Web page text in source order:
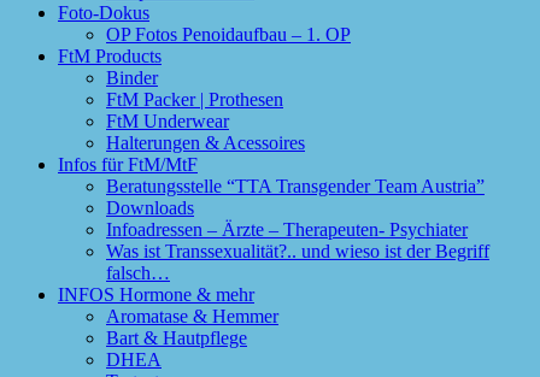
Foto-Dokus
OP Fotos Penoidaufbau – 1. OP
FtM Products
Binder
FtM Packer | Prothesen
FtM Underwear
Halterungen & Acessoires
Infos für FtM/MtF
Beratungsstelle “TTA Transgender Team Austria”
Downloads
Infoadressen – Ärzte – Therapeuten- Psychiater
Was ist Transsexualität?.. und wieso ist der Begriff
falsch…
INFOS Hormone & mehr
Aromatase & Hemmer
Bart & Hautpflege
DHEA